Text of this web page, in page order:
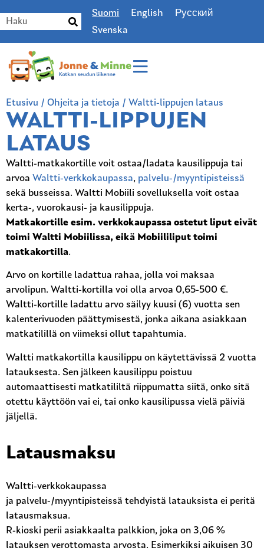
Suomi English
Русский
Svenska
Etusivu / Ohjeita ja tietoja / Waltti-lippujen lataus
WALTTI-LIPPUJEN
LATAUS
Waltti-matkakortille voit ostaa/ladata kausilippuja tai
arvoa Waltti-verkkokaupassa, palvelu-/myyntipisteissä
sekä busseissa. Waltti Mobiili sovelluksella voit ostaa
kerta-, vuorokausi- ja kausilippuja.
Matkakortille esim. verkkokaupassa ostetut liput eivät
toimi Waltti Mobiilissa, eikä Mobiililiput toimi
matkakortilla.
Arvo on kortille ladattua rahaa, jolla voi maksaa
arvolipun. Waltti-kortilla voi olla arvoa 0,65-500 €.
Waltti-kortille ladattu arvo säilyy kuusi (6) vuotta sen
kalenterivuoden päättymisestä, jonka aikana asiakkaan
matkatilillä on viimeksi ollut tapahtumia.
Waltti matkakortilla kausilippu on käytettävissä 2 vuotta
latauksesta. Sen jälkeen kausilippu poistuu
automaattisesti matkatililtä riippumatta siitä, onko sitä
otettu käyttöön vai ei, tai onko kausilipussa vielä päiviä
jäljellä.
Latausmaksu
Waltti-verkkokaupassa
ja palvelu-/myyntipisteissä tehdyistä latauksista ei peritä
latausmaksua.
R-kioski perii asiakkaalta palkkion, joka on 3,06 %
latauksen verottomasta arvosta. Esimerkiksi aikuisen 30